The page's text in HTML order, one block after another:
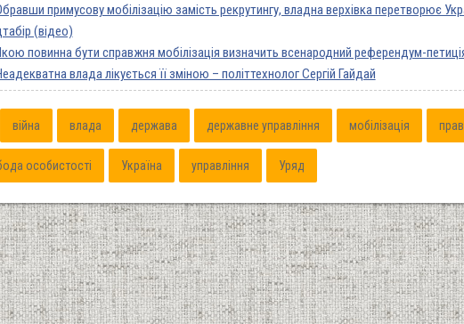
примусову мобілізацію замість рекрутингу, владна верхівка перетворює
(відео)
повинна бути справжня мобілізація визначить всенародний референдум-
влада лікується її зміною – політтехнолог Сергій Гайдай
війна влада держава державне управління мобілізація
особистості Україна управління Уряд